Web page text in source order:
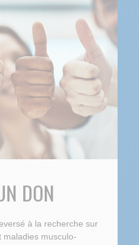
DON
à la recherche sur
maladies musculo-